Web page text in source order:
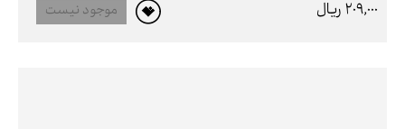
209,000 ريال
موجود نیست